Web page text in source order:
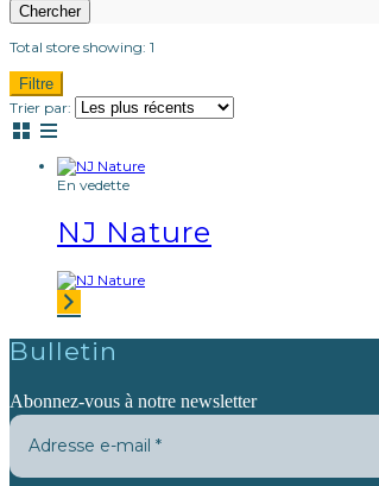
Chercher
Total store showing: 1
Filtre
Trier par:
En vedette
NJ Nature
Bulletin
Abonnez-vous à notre newsletter